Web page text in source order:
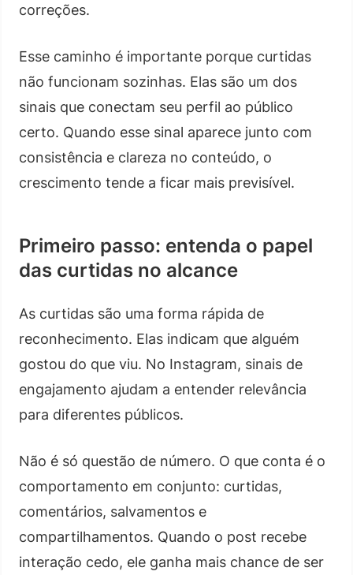
correções.
Esse caminho é importante porque curtidas
não funcionam sozinhas. Elas são um dos
sinais que conectam seu perfil ao público
certo. Quando esse sinal aparece junto com
consistência e clareza no conteúdo, o
crescimento tende a ficar mais previsível.
Primeiro passo: entenda o papel
das curtidas no alcance
As curtidas são uma forma rápida de
reconhecimento. Elas indicam que alguém
gostou do que viu. No Instagram, sinais de
engajamento ajudam a entender relevância
para diferentes públicos.
Não é só questão de número. O que conta é o
comportamento em conjunto: curtidas,
comentários, salvamentos e
compartilhamentos. Quando o post recebe
interação cedo, ele ganha mais chance de ser